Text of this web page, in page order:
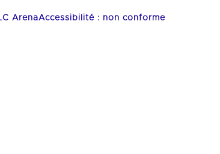
ArenaAccessibilité : non conforme